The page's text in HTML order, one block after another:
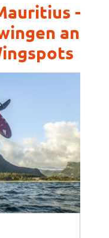
-
an